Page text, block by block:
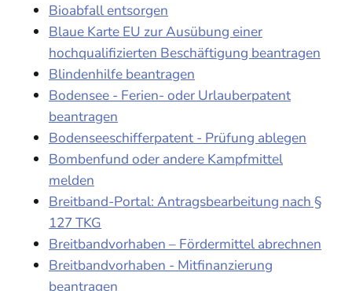
Bioabfall entsorgen
Blaue Karte EU zur Ausübung einer
hochqualifizierten Beschäftigung beantragen
Blindenhilfe beantragen
Bodensee - Ferien- oder Urlauberpatent
beantragen
Bodenseeschifferpatent - Prüfung ablegen
Bombenfund oder andere Kampfmittel
melden
Breitband-Portal: Antragsbearbeitung nach §
127 TKG
Breitbandvorhaben – Fördermittel abrechnen
Breitbandvorhaben - Mitfinanzierung
beantragen